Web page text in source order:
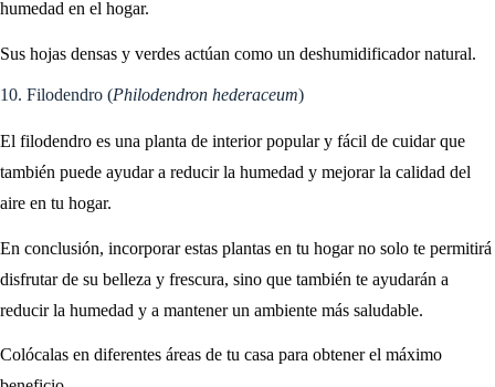
humedad en el hogar.
Sus hojas densas y verdes actúan como un deshumidificador natural.
10. Filodendro (Philodendron hederaceum)
El filodendro es una planta de interior popular y fácil de cuidar que
también puede ayudar a reducir la humedad y mejorar la calidad del
aire en tu hogar.
En conclusión, incorporar estas plantas en tu hogar no solo te permitirá
disfrutar de su belleza y frescura, sino que también te ayudarán a
reducir la humedad y a mantener un ambiente más saludable.
Colócalas en diferentes áreas de tu casa para obtener el máximo